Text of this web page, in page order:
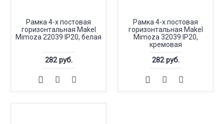
Рамка 4-х постовая
горизонтальная Makel
Mimoza 22039 IP20, белая
282 руб.
Рамка 4-х постовая
горизонтальная Makel
Mimoza 32039 IP20,
кремовая
282 руб.